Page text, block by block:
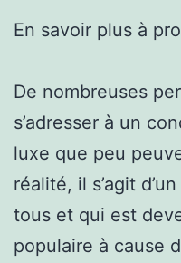
En savoir plus à
De nombreuses
s’adresser à un
luxe que peu
réalité, il s’agit
tous et qui est
populaire à cause